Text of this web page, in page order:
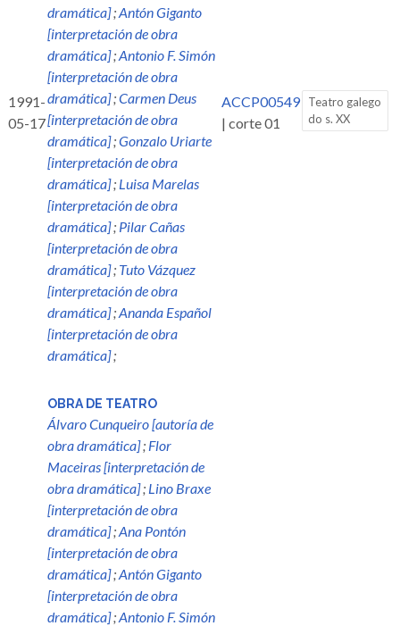
1991-
05-17
dramática];Antón Giganto
[interpretación de obra
dramática];Antonio F. Simón
[interpretación de obra
dramática];Carmen Deus
[interpretación de obra
dramática];Gonzalo Uriarte
[interpretación de obra
dramática]; Luisa Marelas
[interpretación de obra
dramática]; Pilar Cañas
[interpretación de obra
dramática]; Tuto Vázquez
[interpretación de obra
dramática];Ananda Español
[interpretación de obra
dramática];
ACCP00549
| corte 01
Teatro galego
do s. XX
OBRA DE TEATRO
Álvaro Cunqueiro [autoría de
obra dramática]; Flor
Maceiras [interpretación de
obra dramática]; Lino Braxe
[interpretación de obra
dramática];Ana Pontón
[interpretación de obra
dramática];Antón Giganto
[interpretación de obra
dramática];Antonio F. Simón